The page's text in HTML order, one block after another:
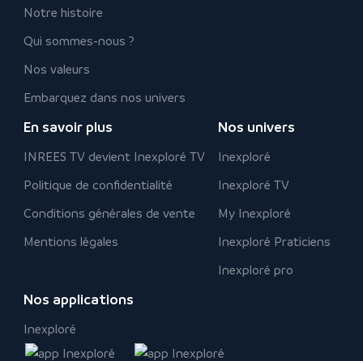
Notre histoire
Qui sommes-nous ?
Nos valeurs
Embarquez dans nos univers
En savoir plus
INREES TV devient Inexploré TV
Politique de confidentialité
Conditions générales de vente
Mentions légales
Nos univers
Inexploré
Inexploré TV
My Inexploré
Inexploré Praticiens
Inexploré pro
Nos applications
Inexploré